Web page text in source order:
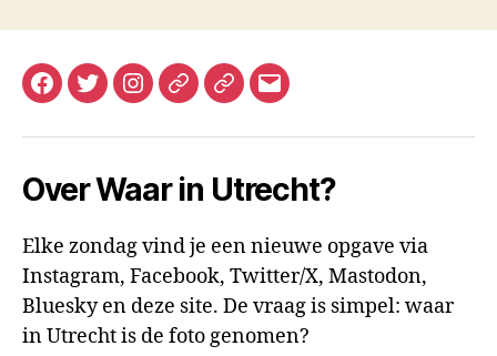
Facebook
TwitterInstagramMastodon
Bluesky
E-
Over Waar in Utrecht?
Elke zondag vind je een nieuwe opgave via
Instagram, Facebook, Twitter/X, Mastodon,
Bluesky en deze site. De vraag is simpel: waar
in Utrecht is de foto genomen?